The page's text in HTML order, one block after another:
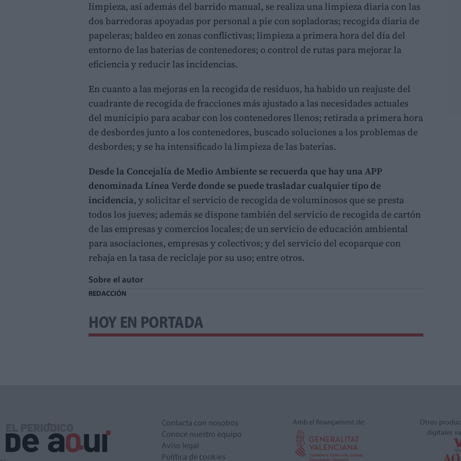
limpieza, así además del barrido manual, se realiza una limpieza diaria con las
dos barredoras apoyadas por personal a pie con sopladoras; recogida diaria de
papeleras; baldeo en zonas conflictivas; limpieza a primera hora del día del
entorno de las baterías de contenedores; o control de rutas para mejorar la
eficiencia y reducir las incidencias.
En cuanto a las mejoras en la recogida de residuos, ha habido un reajuste del
cuadrante de recogida de fracciones más ajustado a las necesidades actuales
del municipio para acabar con los contenedores llenos; retirada a primera hora
de desbordes junto a los contenedores, buscado soluciones a los problemas de
desbordes; y se ha intensificado la limpieza de las baterías.
Desde la Concejalía de Medio Ambiente se recuerda que hay una APP
denominada Línea Verde donde se puede trasladar cualquier tipo de
incidencia, y solicitar el servicio de recogida de voluminosos que se presta
todos los jueves; además se dispone también del servicio de recogida de cartón
de las empresas y comercios locales; de un servicio de educación ambiental
para asociaciones, empresas y colectivos; y del servicio del ecoparque con
rebaja en la tasa de reciclaje por su uso; entre otros.
Sobre el autor
REDACCIÓN
HOY EN PORTADA
Contacta con nosotros
Conoce nuestro equipo
Aviso legal
Política de cookies
Amb el finançament de:
Otros
digitales